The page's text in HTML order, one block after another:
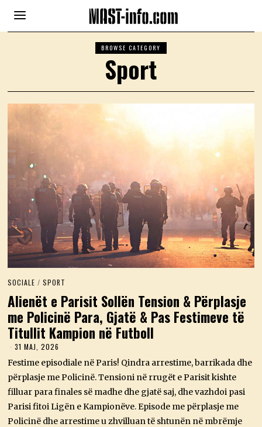
BROWSE CATEGORY
Sport
SOCIALE / SPORT
Alienët e Parisit Sollën Tension & Përplasje
me Policinë Para, Gjatë & Pas Festimeve të
Titullit Kampion në Futboll
31 MAJ, 2026
M
A
,
2
0
2
Festime episodiale në Paris! Qindra arrestime, barrikada dhe
përplasje me Policinë. Tensioni në rrugët e Parisit kishte
filluar para finales së madhe dhe gjatë saj, dhe vazhdoi pasi
Parisi fitoi Ligën e Kampionëve. Episode me përplasje me
Policinë dhe arrestime u zhvilluan të shtunën në mbrëmje